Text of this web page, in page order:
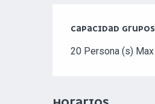
CAPACIDAD GRUPOS
CAPACIDAD GRUPOS
20 Persona (s) Max